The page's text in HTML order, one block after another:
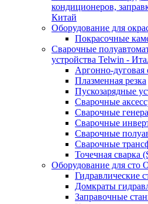
кондиционеров,
Китай
Оборудование для
Покрасочные
Сварочные
устройства Telwin -
Аргонно-дуговая
Плазменная резка
Пускозарядные
Сварочные
Сварочные
Сварочные
Сварочные
Сварочные
Точечная сварка
Оборудование для сто
Гидравлические
Домкраты
Заправочные